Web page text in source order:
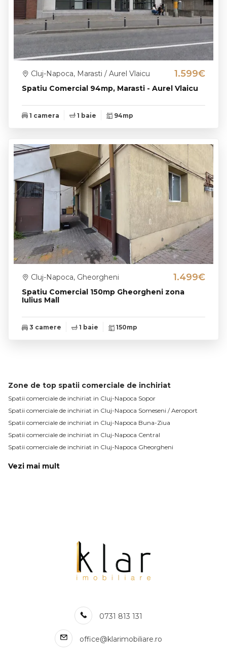
Spatiu Comercial 94mp, Marasti - Aurel Vlaicu
Cluj-Napoca, Marasti / Aurel Vlaicu 1.599€
1 camera 1 baie 94mp
Spatiu Comercial 150mp Gheorgheni zona
Iulius Mall
Cluj-Napoca, Gheorgheni 1.499€
3 camere 1 baie 150mp
Zone de top spatii comerciale de inchiriat
Spatii comerciale de inchiriat in Cluj-Napoca Sopor
Spatii comerciale de inchiriat in Cluj-Napoca Someseni / Aeroport
Spatii comerciale de inchiriat in Cluj-Napoca Buna-Ziua
Spatii comerciale de inchiriat in Cluj-Napoca Central
Spatii comerciale de inchiriat in Cluj-Napoca Gheorgheni
Spatii comerciale de inchiriat in Cluj-Napoca Iris
Spatii comerciale de inchiriat in Cluj-Napoca Someseni
Spatii comerciale de inchiriat in Cluj-Napoca Zorilor
Numar de camere spatii comerciale de inchiriat
Spatii comerciale de inchiriat 1 camera
Spatii comerciale de inchiriat 2 camere
Spatii comerciale de inchiriat 3 camere
Vezi mai mult
0731 813 131
office@klarimobiliare.ro